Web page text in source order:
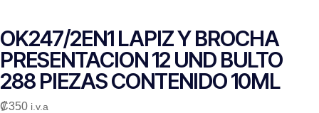
OK247/2EN1 LAPIZ Y BROCHA
PRESENTACION 12 UND BULTO
288 PIEZAS CONTENIDO 10ML
₡350 i.v.a